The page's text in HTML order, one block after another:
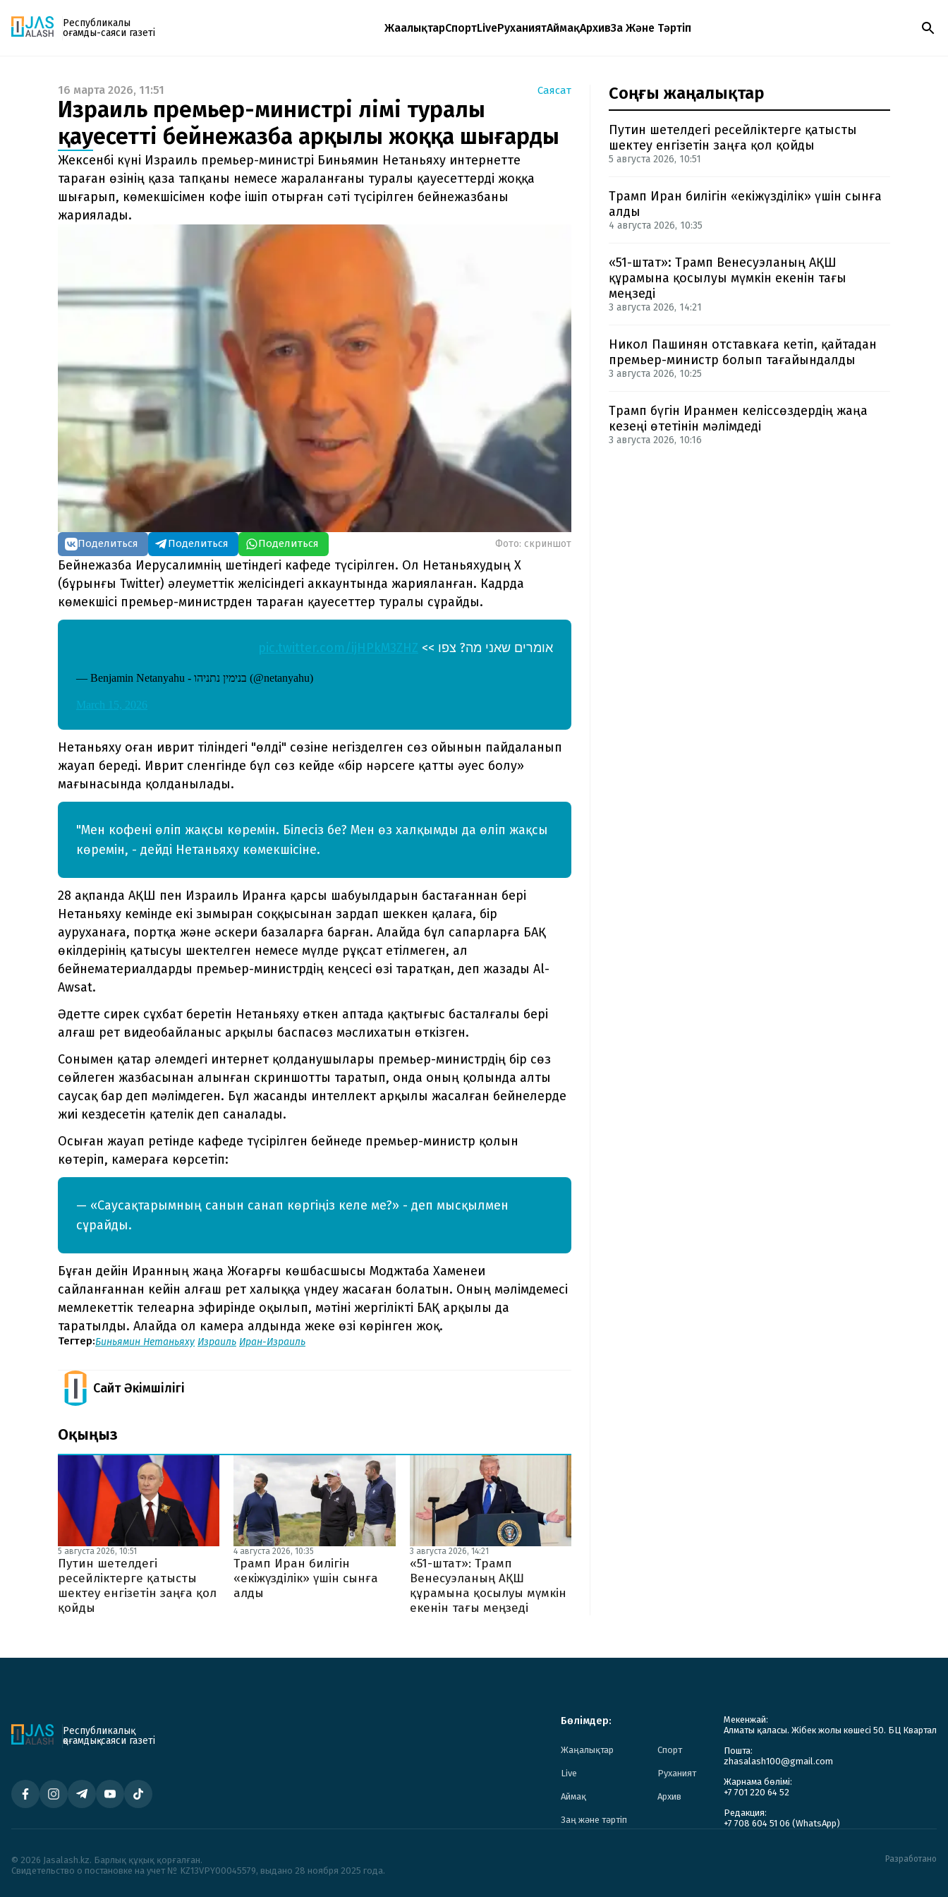
Республикалық
қоғамдық-саяси газеті
ЖаңалықтарСпортLiveРуханиятАймақАрхивЗаң Және Тәртіп
Газетке жазылу
PDF форматтағы газетті ай сайын электронды
поштаңызға алып отырыңыз. Жаңа нөмір
шыққан сәтте сізге бірден жіберіледі. Тек email
енгізіңіз, біз қалғанын өзіміз жібереміз.
16 марта 2026, 11:51 Саясат
Израиль премьер-министрі өлімі туралы
қауесетті бейнежазба арқылы жоққа шығарды
Жексенбі күні Израиль премьер-министрі Биньямин Нетаньяху интернетте
тараған өзінің қаза тапқаны немесе жараланғаны туралы қауесеттерді жоққа
шығарып, көмекшісімен кофе ішіп отырған сәті түсірілген бейнежазбаны
жариялады.
Поделиться Поделиться Поделиться Фото: скриншот
Бейнежазба Иерусалимнің шетіндегі кафеде түсірілген. Ол Нетаньяхудың X
(бұрынғы Twitter) әлеуметтік желісіндегі аккаунтында жарияланған. Кадрда
көмекшісі премьер-министрден тараған қауесеттер туралы сұрайды.
אומרים שאני מה? צפו >> pic.twitter.com/ijHPkM3ZHZ
— Benjamin Netanyahu - בנימין נתניהו (@netanyahu)
March 15, 2026
Нетаньяху оған иврит тіліндегі "өлді" сөзіне негізделген сөз ойынын пайдаланып
жауап береді. Иврит сленгінде бұл сөз кейде «бір нәрсеге қатты әуес болу»
мағынасында қолданылады.
"Мен кофені өліп жақсы көремін. Білесіз бе? Мен өз халқымды да өліп жақсы
көремін, - дейді Нетаньяху көмекшісіне.
28 ақпанда АҚШ пен Израиль Иранға қарсы шабуылдарын бастағаннан бері
Нетаньяху кемінде екі зымыран соққысынан зардап шеккен қалаға, бір
ауруханаға, портқа және әскери базаларға барған. Алайда бұл сапарларға БАҚ
өкілдерінің қатысуы шектелген немесе мүлде рұқсат етілмеген, ал
бейнематериалдарды премьер-министрдің кеңсесі өзі таратқан, деп жазады Al-
Awsat.
Әдетте сирек сұхбат беретін Нетаньяху өткен аптада қақтығыс басталғалы бері
алғаш рет видеобайланыс арқылы баспасөз мәслихатын өткізген.
Сонымен қатар әлемдегі интернет қолданушылары премьер-министрдің бір сөз
сөйлеген жазбасынан алынған скриншотты таратып, онда оның қолында алты
саусақ бар деп мәлімдеген. Бұл жасанды интеллект арқылы жасалған бейнелерде
жиі кездесетін қателік деп саналады.
Осыған жауап ретінде кафеде түсірілген бейнеде премьер-министр қолын
көтеріп, камераға көрсетіп:
— «Саусақтарымның санын санап көргіңіз келе ме?» - деп мысқылмен
сұрайды.
Бұған дейін Иранның жаңа Жоғарғы көшбасшысы Моджтаба Хаменеи
сайланғаннан кейін алғаш рет халыққа үндеу жасаған болатын. Оның мәлімдемесі
мемлекеттік телеарна эфирінде оқылып, мәтіні жергілікті БАҚ арқылы да
таратылды. Алайда ол камера алдында жеке өзі көрінген жоқ.
Тегтер:Биньямин Нетаньяху Израиль Иран-Израиль
Сайт Әкімшілігі
Оқыңыз
5 августа 2026, 10:51
Путин шетелдегі
ресейліктерге қатысты
шектеу енгізетін заңға қол
қойды
4 августа 2026, 10:35
Трамп Иран билігін
«екіжүзділік» үшін сынға
алды
3 августа 2026, 14:21
«51-штат»: Трамп
Венесуэланың АҚШ
құрамына қосылуы мүмкін
екенін тағы меңзеді
Соңғы жаңалықтар
Путин шетелдегі ресейліктерге қатысты
шектеу енгізетін заңға қол қойды
5 августа 2026, 10:51
Трамп Иран билігін «екіжүзділік» үшін сынға
алды
4 августа 2026, 10:35
«51-штат»: Трамп Венесуэланың АҚШ
құрамына қосылуы мүмкін екенін тағы
меңзеді
3 августа 2026, 14:21
Никол Пашинян отставкаға кетіп, қайтадан
премьер-министр болып тағайындалды
3 августа 2026, 10:25
Трамп бүгін Иранмен келіссөздердің жаңа
кезеңі өтетінін мәлімдеді
3 августа 2026, 10:16
Республикалық
қоғамдық-саяси газеті
Бөлімдер:
Жаңалықтар Спорт
Live Руханият
Аймақ Архив
Заң және тәртіп
Мекенжай:
Алматы қаласы. Жібек жолы көшесі 50. БЦ Квартал
Пошта:
zhasalash100@gmail.com
Жарнама бөлімі:
+7 701 220 64 52
Редакция:
+7 708 604 51 06 (WhatsApp)
© 2026 Jasalash.kz. Барлық құқық қорғалған.
Cвидетельство о постановке на учет № KZ13VPY00045579, выдано 28 ноября 2025 года.
Разработано